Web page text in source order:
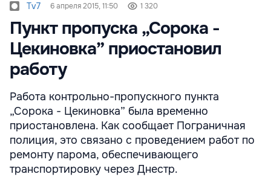
Tv7 6 апреля 2015, 11:50 1 320
Пункт пропуска „Сорока -
Цекиновка” приостановил
работу
Работа контрольно-пропускного пункта
„Сорока - Цекиновка” была временно
приостановлена. Как сообщает Пограничная
полиция, это связано с проведением работ по
ремонту парома, обеспечивающего
транспортировку через Днестр.